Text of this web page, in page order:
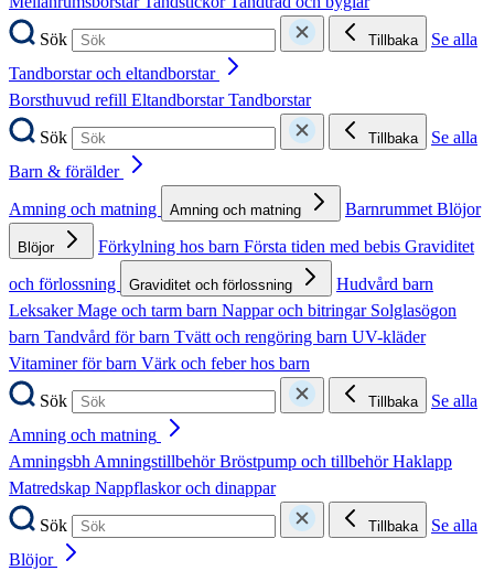
Sök
Tillbaka
Se alla
Tandborstar och eltandborstar
Borsthuvud refill EltandborstarTandborstar
Sök
Tillbaka
Se alla
Barn & förälder
Amning och matning
Amning och matning BarnrummetBlöjor
Blöjor Förkylning hos barn Första tiden med bebis Graviditet
och förlossning
Graviditet och förlossning
Hudvård barn
LeksakerMage och tarm barn Nappar och bitringar Solglasögon
barn Tandvård för barn Tvätt och rengöring barn UV-kläder
Vitaminer för barn Värk och feber hos barn
Sök
Tillbaka
Se alla
Amning och matning
AmningsbhAmningstillbehörBröstpump och tillbehörHaklapp
Matredskap Nappflaskor och dinappar
Sök
Tillbaka
Se alla
Blöjor